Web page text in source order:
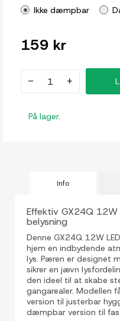
Ikke dæmpbar
159 kr
- +
På lager.
Info
Effektiv GX24Q
belysning
Denne GX24Q 12W
hjem en indbydende
lys. Pæren er designet
sikrer en jævn
den ideel til at skabe
gangarealer. Modellen
version til justerbar
dæmpbar version til